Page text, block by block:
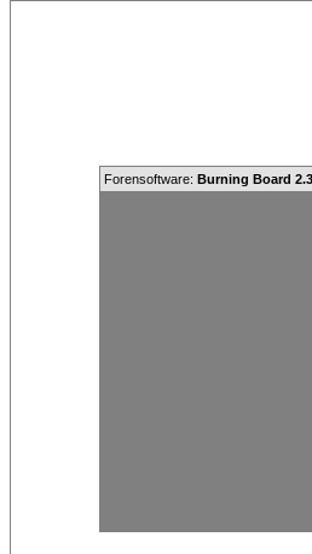
Forensoftware:Burning Board